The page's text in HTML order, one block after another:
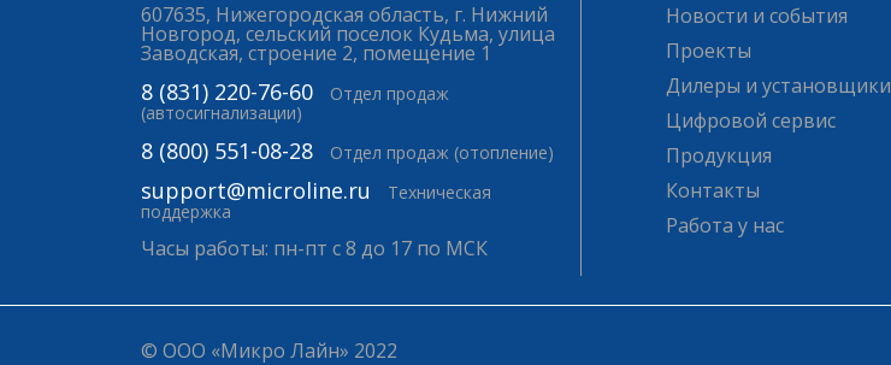
607635, Нижегородская область, г. Нижний
Новгород, сельский поселок Кудьма, улица
Заводская, строение 2, помещение 1
8 (831) 220-76-60
Отдел продаж
(автосигнализации)
8 (800) 551-08-28 Отдел продаж (отопление)
support@microline.ru
Техническая
поддержка
Часы работы: пн-пт с 8 до 17 по МСК
Новости и события
Проекты
Дилеры и установщики
Цифровой сервис
Продукция
Контакты
Работа у нас
© ООО «Микро Лайн» 2022